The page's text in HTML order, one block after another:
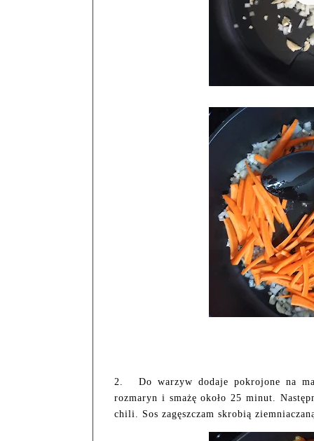
2.
Do warzyw dodaje pokrojone na
rozmaryn i smażę około 25 minut.
chili. Sos zagęszczam skrobią